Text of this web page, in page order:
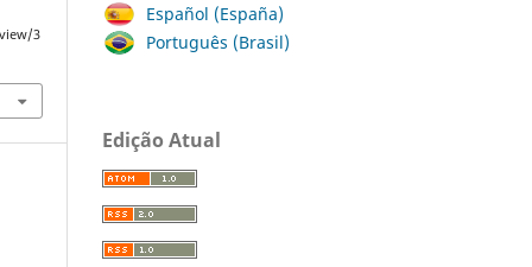
3
Español (España)
Português (Brasil)
Edição Atual